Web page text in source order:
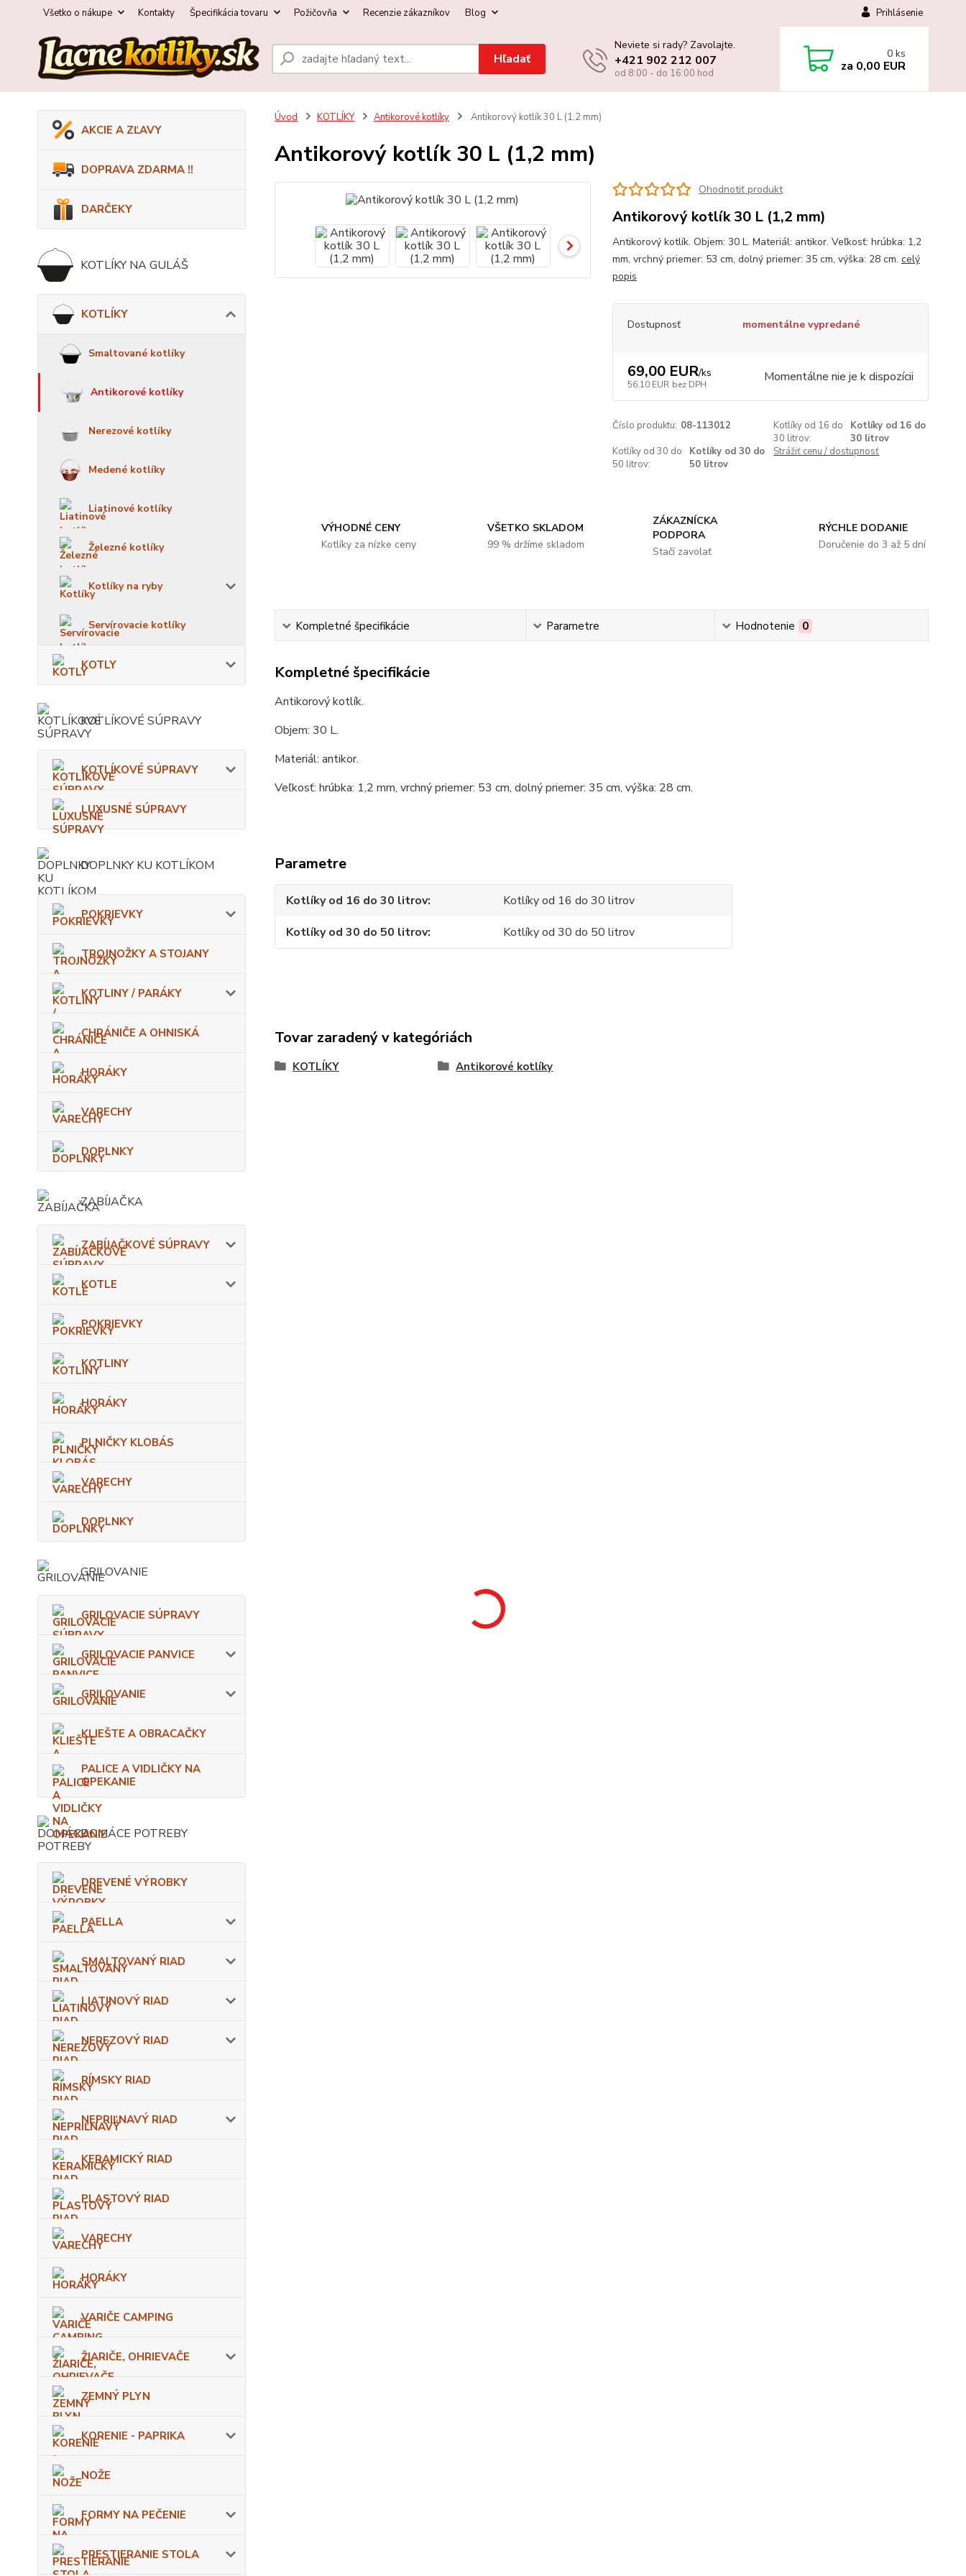
Všetko o nákupe Kontakty Špecifikácia tovaru Požičovňa Recenzie zákazníkov Blog Prihlásenie
Hľadať
Neviete si rady? Zavolajte.
+421 902 212 007
od 8:00 - do 16:00 hod
0 ks
za 0,00 EUR
AKCIE A ZĽAVY
DOPRAVA ZDARMA !!
DARČEKY
KOTLÍKY NA GULÁŠ
KOTLÍKY
Smaltované kotlíky
Antikorové kotlíky
Nerezové kotlíky
Medené kotlíky
Liatinové kotlíky
Železné kotlíky
Kotlíky na ryby
Servírovacie kotlíky
KOTLY
KOTLÍKOVÉ SÚPRAVY
KOTLÍKOVÉ SÚPRAVY
LUXUSNÉ SÚPRAVY
DOPLNKY KU KOTLÍKOM
POKRIEVKY
TROJNOŽKY A STOJANY
KOTLINY / PARÁKY
CHRÁNIČE A OHNISKÁ
HORÁKY
VARECHY
DOPLNKY
ZABÍJAČKA
ZABÍJAČKOVÉ SÚPRAVY
KOTLE
POKRIEVKY
KOTLINY
HORÁKY
PLNIČKY KLOBÁS
VARECHY
DOPLNKY
GRILOVANIE
GRILOVACIE SÚPRAVY
GRILOVACIE PANVICE
GRILOVANIE
KLIEŠTE A OBRACAČKY
PALICE A VIDLIČKY NA
OPEKANIE
DOMÁCE POTREBY
DREVENÉ VÝROBKY
PAELLA
SMALTOVANÝ RIAD
LIATINOVÝ RIAD
NEREZOVÝ RIAD
RÍMSKY RIAD
NEPRIĽNAVÝ RIAD
KERAMICKÝ RIAD
PLASTOVÝ RIAD
VARECHY
HORÁKY
VARIČE CAMPING
ŽIARIČE, OHRIEVAČE
ZEMNÝ PLYN
KORENIE - PAPRIKA
NOŽE
FORMY NA PEČENIE
PRESTIERANIE STOLA
Úvod KOTLÍKY Antikorové kotlíky Antikorový kotlík 30 L (1,2 mm)
Antikorový kotlík 30 L (1,2 mm)
Ohodnotiť produkt
Antikorový kotlík 30 L (1,2 mm)
Antikorový kotlík. Objem: 30 L. Materiál: antikor. Veľkosť: hrúbka: 1,2
mm, vrchný priemer: 53 cm, dolný priemer: 35 cm, výška: 28 cm. celý
popis
Dostupnosť momentálne vypredané
69,00 EUR/ks
56,10 EUR bez DPH Momentálne nie je k dispozícii
Číslo produktu: 08-113012
Kotlíky od 16 do
30 litrov:
Kotlíky od 16 do
30 litrov
Kotlíky od 30 do
50 litrov:
Kotlíky od 30 do
50 litrov
Strážiť cenu / dostupnosť
VÝHODNÉ CENY
Kotlíky za nízke ceny
VŠETKO SKLADOM
99 % držíme skladom
ZÁKAZNÍCKA
PODPORA
Stačí zavolať
RÝCHLE DODANIE
Doručenie do 3 až 5 dní
Kompletné špecifikácie Parametre Hodnotenie 0
Kompletné špecifikácie
Antikorový kotlík.
Objem: 30 L.
Materiál: antikor.
Veľkosť: hrúbka: 1,2 mm, vrchný priemer: 53 cm, dolný priemer: 35 cm, výška: 28 cm.
Parametre
Kotlíky od 16 do 30 litrov
Kotlíky od 16 do 30 litrov
Kotlíky od 30 do 50 litrov
Kotlíky od 30 do 50 litrov
Tovar zaradený v kategóriách
KOTLÍKY Antikorové kotlíky